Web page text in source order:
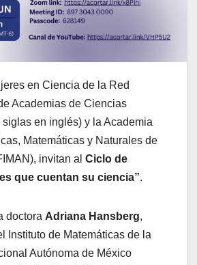
en Ciencia de la Red
Academias de Ciencias
en inglés) y la Academia
Matemáticas y Naturales de
invitan al Ciclo de
que cuentan su ciencia”.
doctora Adriana Hansberg,
Instituto de Matemáticas de la
Autónoma de México